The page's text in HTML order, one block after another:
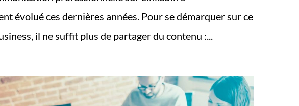
évolué ces dernières années. Pour se démarquer sur ce
il ne suffit plus de partager du contenu :...